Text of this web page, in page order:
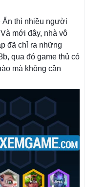
Ấn thì nhiều người
mới đây, nhà vô
đã chỉ ra những
qua đó game thủ có
mà không cần